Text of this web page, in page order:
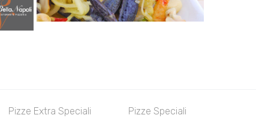
Pizze Extra Speciali Pizze Speciali